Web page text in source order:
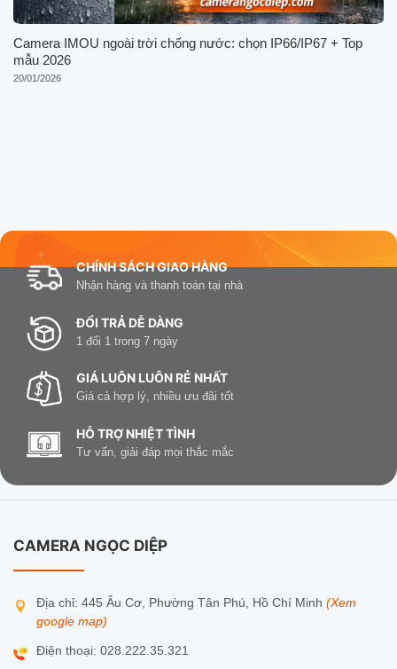
Camera IMOU ngoài trời chống nước: chọn IP66/IP67 + Top
mẫu 2026
20/01/2026
CHÍNH SÁCH GIAO HÀNG
Nhận hàng và thanh toán tại nhà
ĐỔI TRẢ DỄ DÀNG
1 đổi 1 trong 7 ngày
GIÁ LUÔN LUÔN RẺ NHẤT
Giá cả hợp lý, nhiều ưu đãi tốt
HỖ TRỢ NHIỆT TÌNH
Tư vấn, giải đáp mọi thắc mắc
CAMERA NGỌC DIỆP
Địa chỉ: 445 Âu Cơ, Phường Tân Phú, Hồ Chí Minh (Xem
google map)
Điện thoại: 028.222.35.321